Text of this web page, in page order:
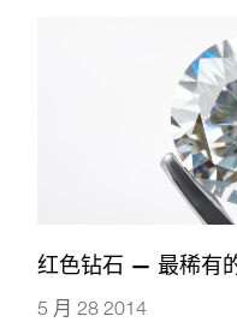
红色钻石 — 最稀有
5 月 28 2014